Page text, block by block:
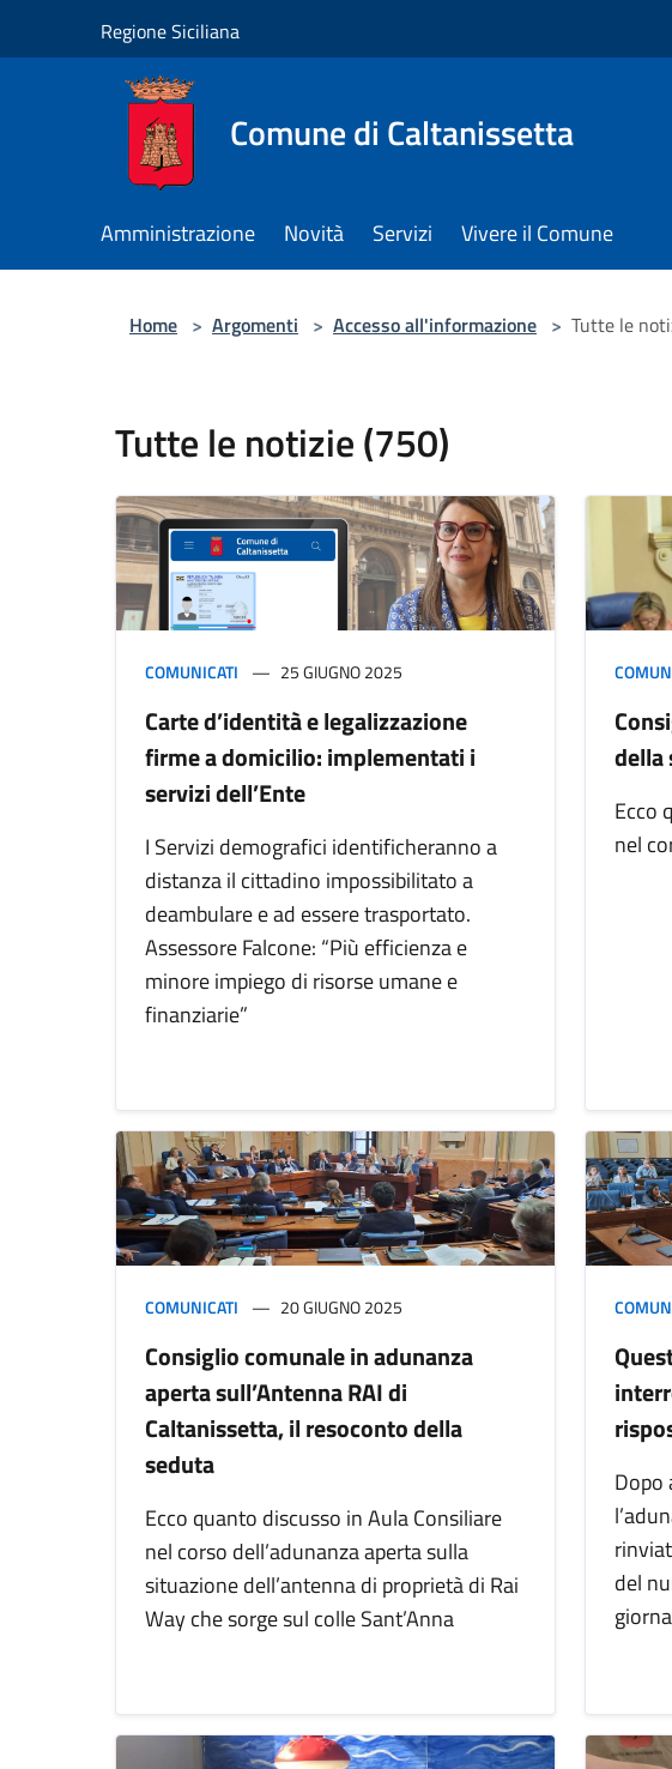
Regione Siciliana
Comune di Caltanissetta
Amministrazione Novità Servizi Vivere il Comune
Home > Argomenti > Accesso all'informazione > Tutte le
Tutte le notizie (750)
COMUNICATI 25 GIUGNO 2025
Carte d’identità e legalizzazione
firme a domicilio: implementati i
servizi dell’Ente
I Servizi demografici identificheranno a
distanza il cittadino impossibilitato a
deambulare e ad essere trasportato.
Assessore Falcone: “Più efficienza e
minore impiego di risorse umane e
finanziarie”
della
Ecco
nel
COMUNICATI 20 GIUGNO 2025
Consiglio comunale in adunanza
aperta sull’Antenna RAI di
Caltanissetta, il resoconto della
seduta
Ecco quanto discusso in Aula Consiliare
nel corso dell’adunanza aperta sulla
situazione dell’antenna di proprietà di Rai
Way che sorge sul colle Sant’Anna
Dopo
del